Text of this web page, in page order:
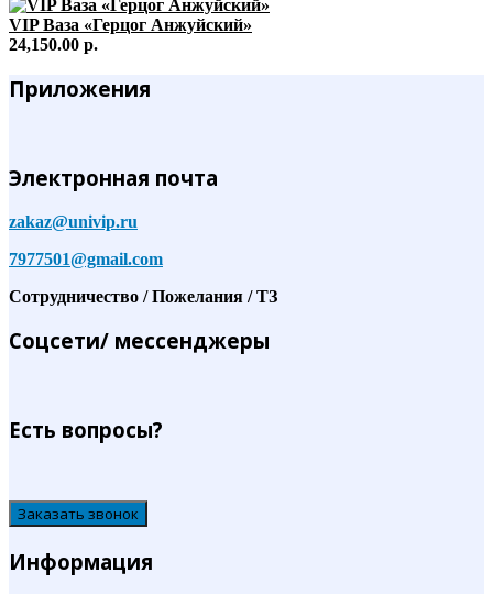
VIP Ваза «Герцог Анжуйский»
24,150.00 р.
Приложения
Электронная почта
zakaz@univip.ru
7977501@gmail.com
Сотрудничество / Пожелания / ТЗ
Соцсети/ мессенджеры
Есть вопросы?
Заказать звонок
Информация